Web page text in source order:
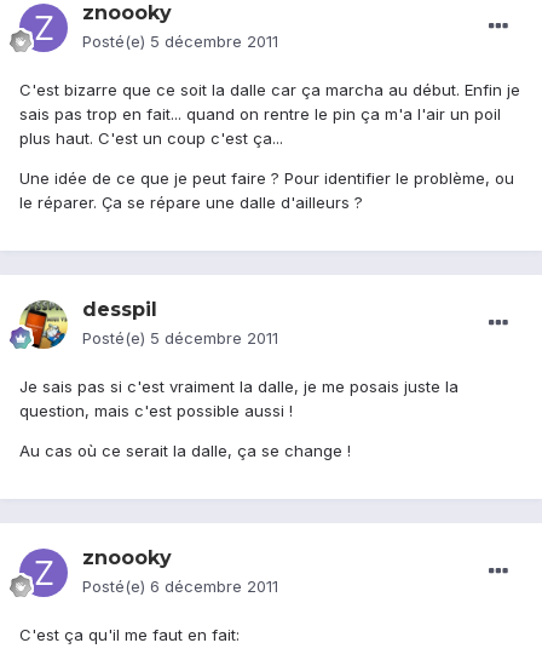
znoooky
Posté(e) 5 décembre 2011
C'est bizarre que ce soit la dalle car ça marcha au début. Enfin je
sais pas trop en fait... quand on rentre le pin ça m'a l'air un poil
plus haut. C'est un coup c'est ça...
Une idée de ce que je peut faire ? Pour identifier le problème, ou
le réparer. Ça se répare une dalle d'ailleurs ?
desspil
Posté(e) 5 décembre 2011
Je sais pas si c'est vraiment la dalle, je me posais juste la
question, mais c'est possible aussi !
Au cas où ce serait la dalle, ça se change !
znoooky
Posté(e) 6 décembre 2011
C'est ça qu'il me faut en fait: